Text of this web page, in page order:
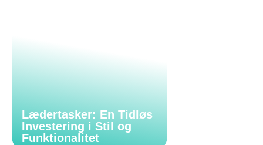
Lædertasker: En Tidløs
Investering i Stil og
Funktionalitet